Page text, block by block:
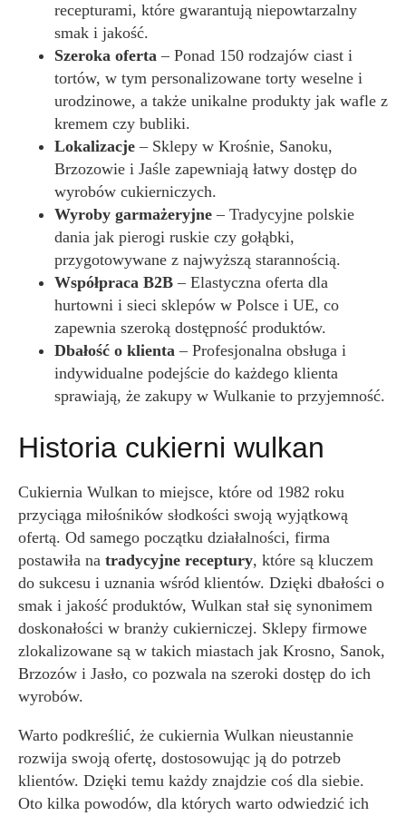
recepturami, które gwarantują niepowtarzalny
smak i jakość.
Szeroka oferta – Ponad 150 rodzajów ciast i
tortów, w tym personalizowane torty weselne i
urodzinowe, a także unikalne produkty jak wafle z
kremem czy bubliki.
Lokalizacje – Sklepy w Krośnie, Sanoku,
Brzozowie i Jaśle zapewniają łatwy dostęp do
wyrobów cukierniczych.
Wyroby garmażeryjne – Tradycyjne polskie
dania jak pierogi ruskie czy gołąbki,
przygotowywane z najwyższą starannością.
Współpraca B2B – Elastyczna oferta dla
hurtowni i sieci sklepów w Polsce i UE, co
zapewnia szeroką dostępność produktów.
Dbałość o klienta – Profesjonalna obsługa i
indywidualne podejście do każdego klienta
sprawiają, że zakupy w Wulkanie to przyjemność.
Historia cukierni wulkan
Cukiernia Wulkan to miejsce, które od 1982 roku
przyciąga miłośników słodkości swoją wyjątkową
ofertą. Od samego początku działalności, firma
postawiła na tradycyjne receptury, które są kluczem
do sukcesu i uznania wśród klientów. Dzięki dbałości o
smak i jakość produktów, Wulkan stał się synonimem
doskonałości w branży cukierniczej. Sklepy firmowe
zlokalizowane są w takich miastach jak Krosno, Sanok,
Brzozów i Jasło, co pozwala na szeroki dostęp do ich
wyrobów.
Warto podkreślić, że cukiernia Wulkan nieustannie
rozwija swoją ofertę, dostosowując ją do potrzeb
klientów. Dzięki temu każdy znajdzie coś dla siebie.
Oto kilka powodów, dla których warto odwiedzić ich